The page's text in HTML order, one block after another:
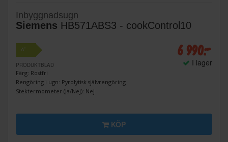
Inbyggnadsugn
Siemens HB571ABS3 - cookControl10
A+
PRODUKTBLAD
Färg: Rostfri
Rengöring i ugn: Pyrolytisk självrengöring
Stektermometer (Ja/Nej): Nej
6 990:-
I lager
KÖP